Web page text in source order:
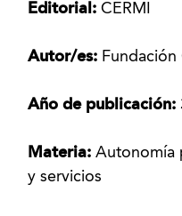
Editorial:CERMI
Autor/es: Fundación
Año de publicación:
Materia:Autonomía
y servicios